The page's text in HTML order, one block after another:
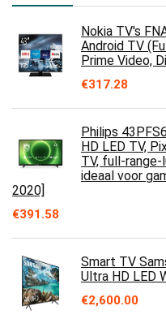
Nokia TV's
Android TV
Prime Video,
€317.28
Philips
HD LED TV,
TV, full-range-
ideaal voor
2020]
€391.58
Smart TV
Ultra HD LED
€2,600.00